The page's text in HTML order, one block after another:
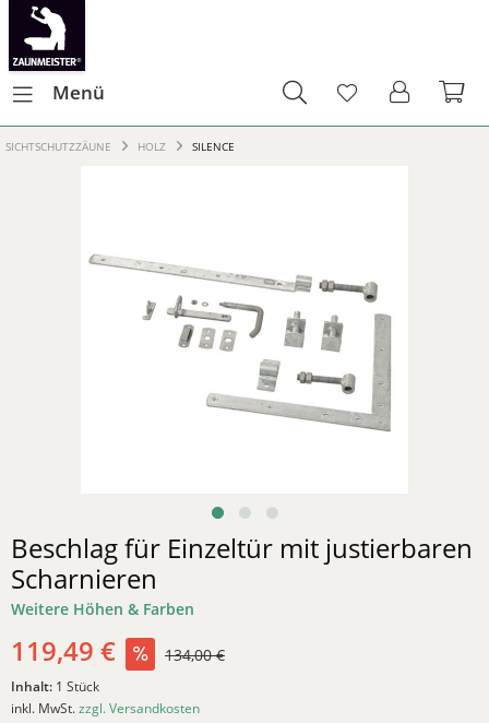
Menü
SICHTSCHUTZZÄUNE HOLZ SILENCE
Beschlag für Einzeltür mit justierbaren
Scharnieren
Weitere Höhen & Farben
119,49 € 134,00 €
Inhalt: 1 Stück
inkl. MwSt.zzgl. Versandkosten